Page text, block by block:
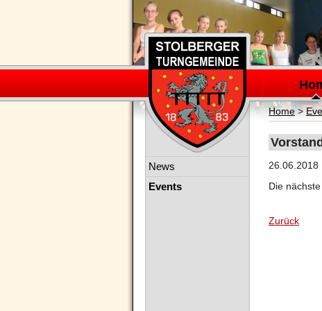
Navigation
überspringen
Home>
26.06.2018
Die
Zurück
Navigation
News
Events